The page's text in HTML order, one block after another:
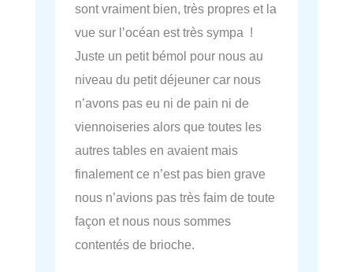
sont vraiment bien, très propres et la
vue sur l’océan est très sympa !
Juste un petit bémol pour nous au
niveau du petit déjeuner car nous
n’avons pas eu ni de pain ni de
viennoiseries alors que toutes les
autres tables en avaient mais
finalement ce n’est pas bien grave
nous n’avions pas très faim de toute
façon et nous nous sommes
contentés de brioche.